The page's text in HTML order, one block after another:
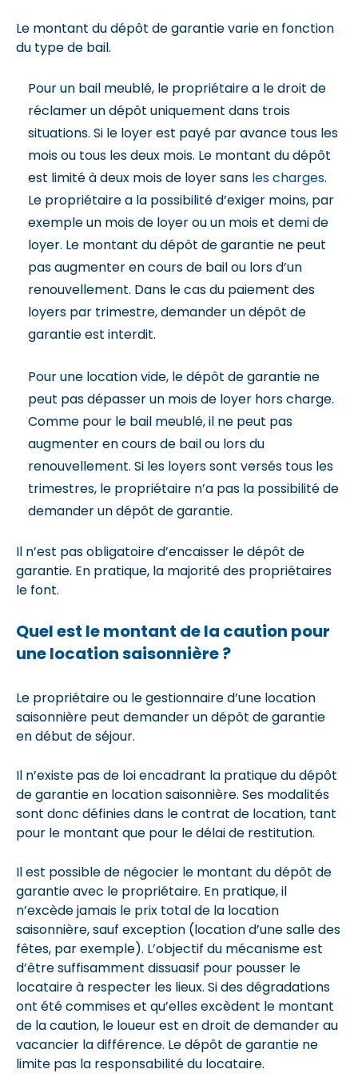
Le montant du dépôt de garantie varie en fonction
du type de bail.
Pour un bail meublé, le propriétaire a le droit de
réclamer un dépôt uniquement dans trois
situations. Si le loyer est payé par avance tous les
mois ou tous les deux mois. Le montant du dépôt
est limité à deux mois de loyer sans les charges.
Le propriétaire a la possibilité d’exiger moins, par
exemple un mois de loyer ou un mois et demi de
loyer. Le montant du dépôt de garantie ne peut
pas augmenter en cours de bail ou lors d’un
renouvellement. Dans le cas du paiement des
loyers par trimestre, demander un dépôt de
garantie est interdit.
Pour une location vide, le dépôt de garantie ne
peut pas dépasser un mois de loyer hors charge.
Comme pour le bail meublé, il ne peut pas
augmenter en cours de bail ou lors du
renouvellement. Si les loyers sont versés tous les
trimestres, le propriétaire n’a pas la possibilité de
demander un dépôt de garantie.
Il n’est pas obligatoire d’encaisser le dépôt de
garantie. En pratique, la majorité des propriétaires
le font.
Quel est le montant de la caution pour
une location saisonnière ?
Le propriétaire ou le gestionnaire d’une location
saisonnière peut demander un dépôt de garantie
en début de séjour.
Il n’existe pas de loi encadrant la pratique du dépôt
de garantie en location saisonnière. Ses modalités
sont donc définies dans le contrat de location, tant
pour le montant que pour le délai de restitution.
Il est possible de négocier le montant du dépôt de
garantie avec le propriétaire. En pratique, il
n’excède jamais le prix total de la location
saisonnière, sauf exception (location d’une salle des
fêtes, par exemple). L’objectif du mécanisme est
d’être suffisamment dissuasif pour pousser le
locataire à respecter les lieux. Si des dégradations
ont été commises et qu’elles excèdent le montant
de la caution, le loueur est en droit de demander au
vacancier la différence. Le dépôt de garantie ne
limite pas la responsabilité du locataire.